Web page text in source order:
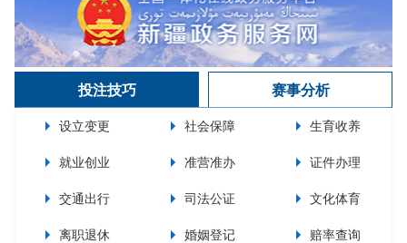
投注技巧 赛事分析
设立变更 社会保障 生育收养
就业创业 准营准办 证件办理
交通出行 司法公证 文化体育
离职退休 婚姻登记 赔率查询